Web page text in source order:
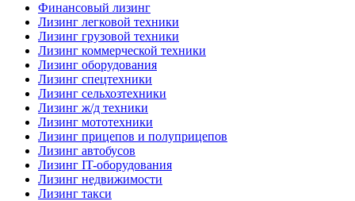
Финансовый лизинг
Лизинг легковой техники
Лизинг грузовой техники
Лизинг коммерческой техники
Лизинг оборудования
Лизинг спецтехники
Лизинг сельхозтехники
Лизинг ж/д техники
Лизинг мототехники
Лизинг прицепов и полуприцепов
Лизинг автобусов
Лизинг IT-оборудования
Лизинг недвижимости
Лизинг такси